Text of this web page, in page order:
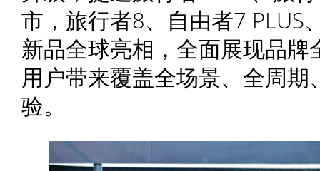
市，旅行者8、自由者7 PLUS
新品全球亮相，全面展现品
用户带来覆盖全场景、全周
验。